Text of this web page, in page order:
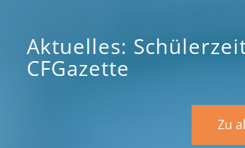
Aktuelles:
CFGazette
Zu